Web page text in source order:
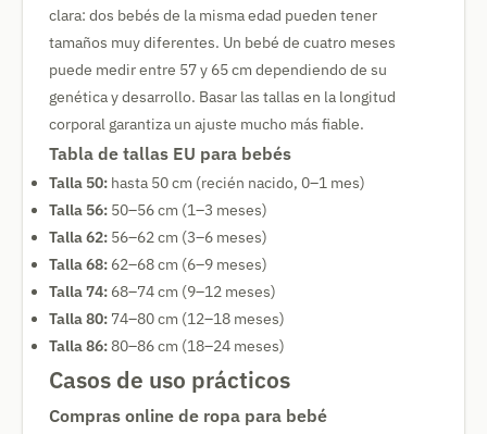
clara: dos bebés de la misma edad pueden tener
tamaños muy diferentes. Un bebé de cuatro meses
puede medir entre 57 y 65 cm dependiendo de su
genética y desarrollo. Basar las tallas en la longitud
corporal garantiza un ajuste mucho más fiable.
Tabla de tallas EU para bebés
Talla 50: hasta 50 cm (recién nacido, 0–1 mes)
Talla 56: 50–56 cm (1–3 meses)
Talla 62: 56–62 cm (3–6 meses)
Talla 68: 62–68 cm (6–9 meses)
Talla 74: 68–74 cm (9–12 meses)
Talla 80: 74–80 cm (12–18 meses)
Talla 86: 80–86 cm (18–24 meses)
Casos de uso prácticos
Compras online de ropa para bebé